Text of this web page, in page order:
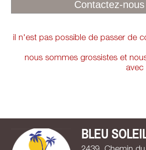
il n'est pas possible de passer de
nous sommes grossistes et
avec
BLEU